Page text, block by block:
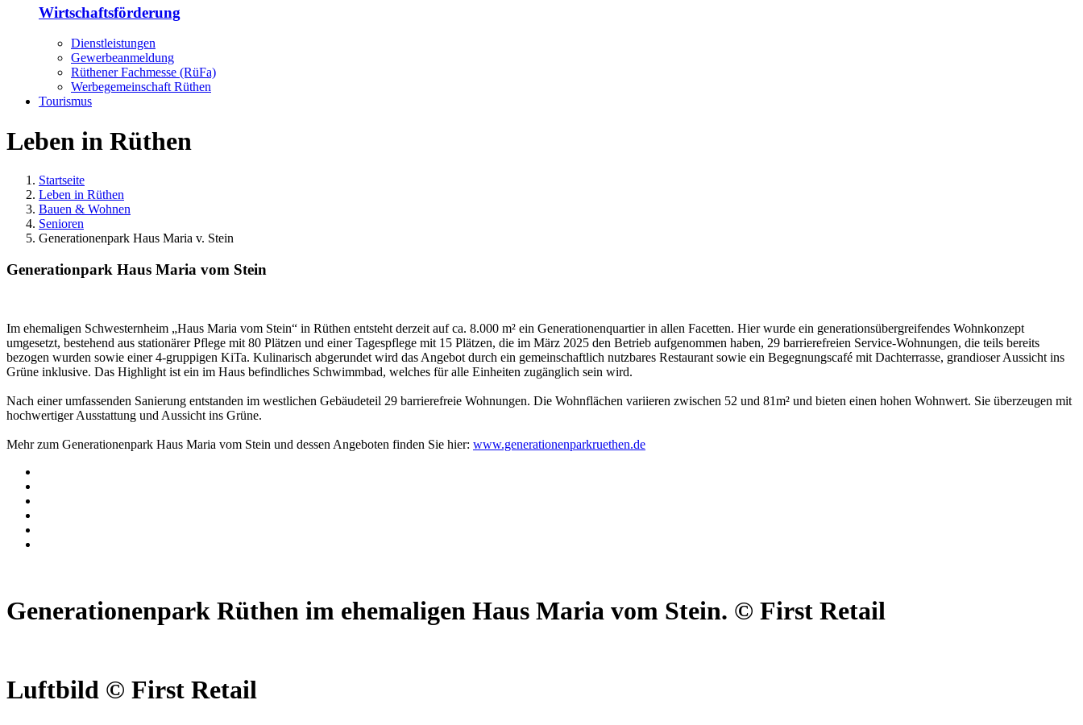
Wirtschaftsförderung
Dienstleistungen
Gewerbeanmeldung
Rüthener Fachmesse (RüFa)
Werbegemeinschaft Rüthen
Tourismus
Leben in Rüthen
Startseite
Leben in Rüthen
Bauen & Wohnen
Senioren
Generationenpark Haus Maria v. Stein
Generationpark Haus Maria vom Stein
Im ehemaligen Schwesternheim „Haus Maria vom Stein“ in Rüthen entsteht derzeit auf ca. 8.000 m² ein Generationenquartier in allen Facetten. Hier wurde ein generationsübergreifendes Wohnkonzept
umgesetzt, bestehend aus stationärer Pflege mit 80 Plätzen und einer Tagespflege mit 15 Plätzen, die im März 2025 den Betrieb aufgenommen haben, 29 barrierefreien Service-Wohnungen, die teils bereits
bezogen wurden sowie einer 4-gruppigen KiTa. Kulinarisch abgerundet wird das Angebot durch ein gemeinschaftlich nutzbares Restaurant sowie ein Begegnungscafé mit Dachterrasse, grandioser Aussicht ins
Grüne inklusive. Das Highlight ist ein im Haus befindliches Schwimmbad, welches für alle Einheiten zugänglich sein wird.
Nach einer umfassenden Sanierung entstanden im westlichen Gebäudeteil 29 barrierefreie Wohnungen. Die Wohnflächen variieren zwischen 52 und 81m² und bieten einen hohen Wohnwert. Sie überzeugen mit
hochwertiger Ausstattung und Aussicht ins Grüne.
Mehr zum Generationenpark Haus Maria vom Stein und dessen Angeboten finden Sie hier: www.generationenparkruethen.de
Generationenpark Rüthen im ehemaligen Haus Maria vom Stein. © First Retail
Luftbild © First Retail